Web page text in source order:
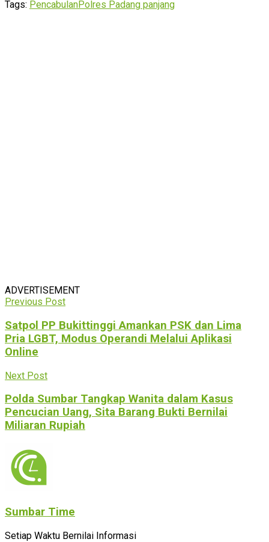
Tags: PencabulanPolres Padang panjang
ADVERTISEMENT
Previous Post
Satpol PP Bukittinggi Amankan PSK dan Lima
Pria LGBT, Modus Operandi Melalui Aplikasi
Online
Next Post
Polda Sumbar Tangkap Wanita dalam Kasus
Pencucian Uang, Sita Barang Bukti Bernilai
Miliaran Rupiah
Sumbar Time
Setiap Waktu Bernilai Informasi